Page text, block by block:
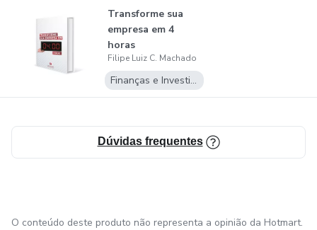
Transforme sua
empresa em 4
horas
Filipe Luiz C. Machado
Finanças e Investimentos
Dúvidas frequentes
O conteúdo deste produto não representa a opinião da Hotmart.